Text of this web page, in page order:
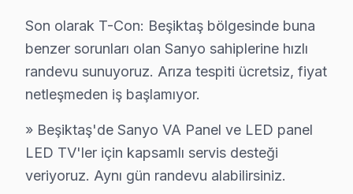
Sanyo Servis: 15 Yıl Deneyim
✓ 15+ Yıl Deneyim
✓ Yazılı Garanti Belgesi
✓ Orijinal Yedek Parça
Son olarak T-Con: Beşiktaş bölgesinde buna
benzer sorunları olan Sanyo sahiplerine hızlı
randevu sunuyoruz. Arıza tespiti ücretsiz, fiyat
netleşmeden iş başlamıyor.
» Beşiktaş'de Sanyo VA Panel ve LED panel
LED TV'ler için kapsamlı servis desteği
veriyoruz. Aynı gün randevu alabilirsiniz.